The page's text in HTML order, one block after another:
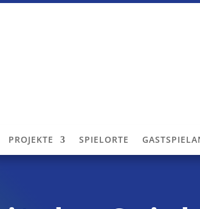
PROJEKTE SPIELORTE